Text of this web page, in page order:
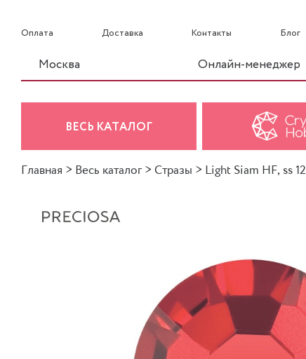
Оплата Доставка Контакты Блог
Москва Онлайн-менеджер
ВЕСЬ КАТАЛОГ
Главная > Весь каталог > Стразы > Light Siam HF, ss 12